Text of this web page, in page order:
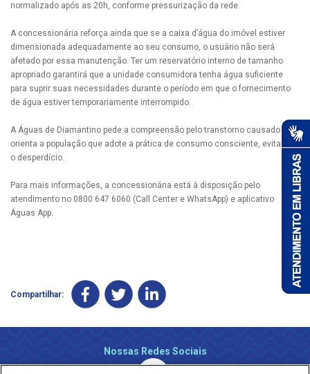
normalizado após as 20h, conforme pressurização da rede.
A concessionária reforça ainda que se a caixa d’água do imóvel estiver
dimensionada adequadamente ao seu consumo, o usuário não será
afetado por essa manutenção. Ter um reservatório interno de tamanho
apropriado garantirá que a unidade consumidora tenha água suficiente
para suprir suas necessidades durante o período em que o fornecimento
de água estiver temporariamente interrompido.
A Águas de Diamantino pede a compreensão pelo transtorno causado e
orienta a população que adote a prática de consumo consciente, evitando
o desperdício.
Para mais informações, a concessionária está à disposição pelo
atendimento no 0800 647 6060 (Call Center e WhatsApp) e aplicativo
Águas App.
Compartilhar:
Nossas Redes Sociais